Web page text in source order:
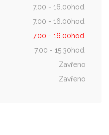
7.00 - 16.00hod.
7.00 - 16.00hod.
7.00 - 16.00hod.
7.00 - 15.30hod.
Zavřeno
Zavřeno